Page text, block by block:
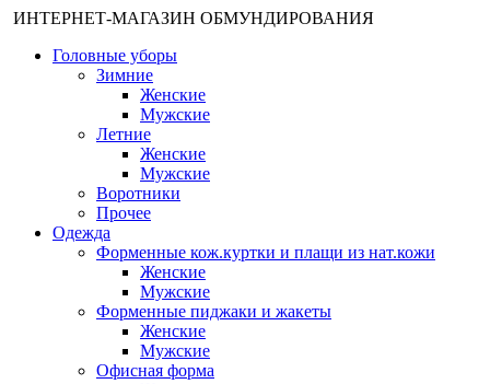
ИНТЕРНЕТ-МАГАЗИН ОБМУНДИРОВАНИЯ
Головные уборы
Зимние
Женские
Мужские
Летние
Женские
Мужские
Воротники
Прочее
Одежда
Форменные кож.куртки и плащи из нат.кожи
Женские
Мужские
Форменные пиджаки и жакеты
Женские
Мужские
Офисная форма